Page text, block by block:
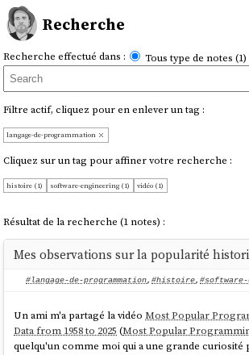
Recherche
Recherche effectué dans : Tous type de notes (1)
Filtre actif, cliquez pour en enlever un tag :
langage-de-programmation
Cliquez sur un tag pour affiner votre recherche :
histoire (1) software-engineering (1) vidéo (1)
Résultat de la recherche (1 notes) :
Mes observations sur la popularité
#langage-de-programmation, #histoire,
Un ami m'a partagé la vidéoMost Popular
Data from 1958 to 2025(Most Popular
quelqu'un comme moi qui a une grande curiosité